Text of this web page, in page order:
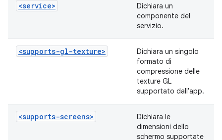
<service>
Dichiara un
componente del
servizio.
<supports-gl-texture>
Dichiara un singolo
formato di
compressione delle
texture GL
supportato dall'app.
<supports-screens>
Dichiara le
dimensioni dello
schermo supportate